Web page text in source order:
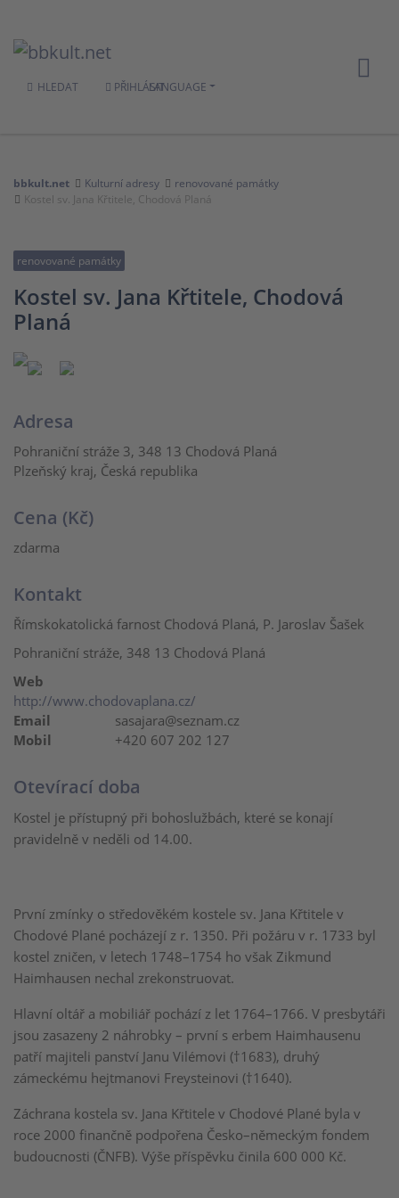
HLEDAT PŘIHLÁSITLANGUAGE
bbkult.net Kulturní adresy
renovované památky
Kostel sv. Jana Křtitele, Chodová Planá
renovované památky
Kostel sv. Jana Křtitele, Chodová
Planá
První zmínky o středověkém kostele sv. Jana Křtitele v
Chodové Plané pocházejí z r. 1350. Při požáru v r. 1733 byl
kostel zničen, v letech 1748–1754 ho však Zikmund
Haimhausen nechal zrekonstruovat.
Hlavní oltář a mobiliář pochází z let 1764–1766. V presbytáři
jsou zasazeny 2 náhrobky – první s erbem Haimhausenu
patří majiteli panství Janu Vilémovi (†1683), druhý
zámeckému hejtmanovi Freysteinovi (†1640).
Záchrana kostela sv. Jana Křtitele v Chodové Plané byla v
roce 2000 finančně podpořena Česko–německým fondem
budoucnosti (ČNFB). Výše příspěvku činila 600 000 Kč.
Adresa
Pohraniční stráže 3, 348 13 Chodová Planá
Plzeňský kraj, Česká republika
Cena (Kč)
zdarma
Kontakt
Římskokatolická farnost Chodová Planá, P. Jaroslav Šašek
Pohraniční stráže, 348 13 Chodová Planá
Web
http://www.chodovaplana.cz/
Email
sasajara@seznam.cz
Mobil
+420 607 202 127
Otevírací doba
Kostel je přístupný při bohoslužbách, které se konají
pravidelně v neděli od 14.00.